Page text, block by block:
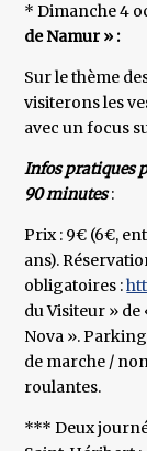
* Dimanche 4
de Namur » :
Sur le thème
visiterons les
avec un focus
Infos pratiques
90 minutes:
Prix : 9€ (6€,
ans).
obligatoires :
du Visiteur » de
Nova ».
de marche /
roulantes.
*** Deux